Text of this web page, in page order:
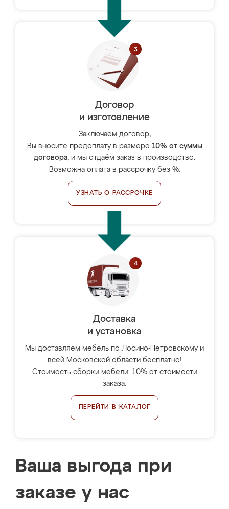
Договор
и изготовление
Заключаем договор,
Вы вносите предоплату в размере 10% от суммы
договора, и мы отдаём заказ в производство.
Возможна оплата в рассрочку без %.
УЗНАТЬ О РАССРОЧКЕ
Доставка
и установка
Мы доставляем мебель по Лосино-Петровскому и
всей Московской области бесплатно!
Стоимость сборки мебели: 10% от стоимости
заказа.
ПЕРЕЙТИ В КАТАЛОГ
Ваша выгода при
заказе у нас